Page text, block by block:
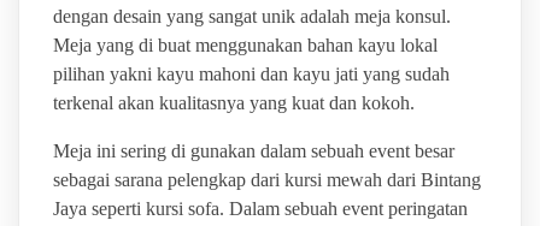
dengan desain yang sangat unik adalah meja konsul.
Meja yang di buat menggunakan bahan kayu lokal
pilihan yakni kayu mahoni dan kayu jati yang sudah
terkenal akan kualitasnya yang kuat dan kokoh.
Meja ini sering di gunakan dalam sebuah event besar
sebagai sarana pelengkap dari kursi mewah dari Bintang
Jaya seperti kursi sofa. Dalam sebuah event peringatan